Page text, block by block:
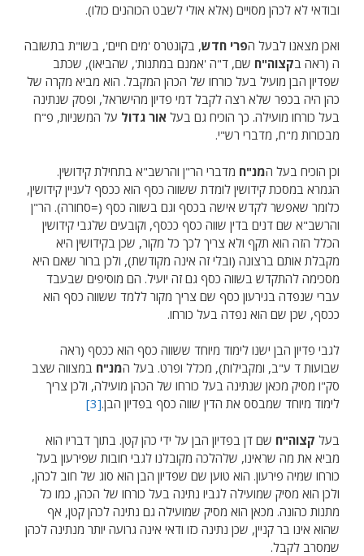
ובודאי לא לכהן מסויים (אלא אולי לשבט הכוהנים כולו).
ואכן מצאנו לבעל הפרי חדש, בקונטרס 'מים חיים', בשו"ת בתשובה
ה (ראה בקצוה"ח שם, ד"ה 'אמנם במתנות', שהביאו), שכתב
שפדיון הבן מועיל בעל כורחו של הכהן המקבל. הוא מביא מקרה של
כהן היה בכפר שלא רצה לקבל דמי פדיון מהישראל, ופסק שנתינה
בעל כורחו מועילה. כך הוכיח גם בעל אור גדול על המשניות, פ"ח
מבכורות מ"ח, מדברי רש"י.
וכן הוכיח בעל המנ"ח מדברי הר"ן והרשב"א בתחילת קידושין.
הגמרא במסכת קידושין לומדת ששווה כסף הוא ככסף לעניין קידושין,
כלומר שאפשר לקדש אישה בכסף וגם בשווה כסף (=סחורה). הר"ן
והרשב"א שם דנים בדין שווה כסף ככסף, וקובעים שלגבי קידושין
הכלל הזה הוא תקף ולא צריך לכך כל מקור, שכן בקידושין היא
מקבלת אותם ברצונה (ובלי זה אינה מקודשת), ולכן ברור שאם היא
מסכימה להתקדש בשווה כסף גם זה יועיל. הם מוסיפים שבעבד
עברי שנפדה בגירעון כסף שם צריך מקור ללמד ששווה כסף הוא
ככסף, שכן שם הוא נפדה בעל כורחו.
לגבי פדיון הבן ישנו לימוד מיוחד ששווה כסף הוא ככסף (ראה
שבועות ד ע"ב, ומקבילות), מכלל ופרט. בעל המנ"ח במצווה שצב
סק"ו מסיק מכאן שנתינה בעל כורחו של הכהן מועילה, ולכן צריך
לימוד מיוחד שמבסס את הדין שווה כסף בפדיון הבן.[3]
בעל קצוה"ח שם דן בפדיון הבן על ידי כהן קטן. בתוך דבריו הוא
מביא את מה שראינו, שלהלכה מקובלנו לגבי חובות שפירעון בעל
כורחו שמיה פירעון. הוא טוען שם שפדיון הבן הוא סוג של חוב לכהן,
ולכן הוא מסיק שמועילה לגביו נתינה בעל כורחו של הכהן, כמו כל
מתנות כהונה. מכאן הוא מסיק שמועילה גם נתינה לכהן קטן, אף
שהוא אינו בר קניין, שכן נתינה כזו ודאי אינה גרועה יותר מנתינה לכהן
שמסרב לקבל.